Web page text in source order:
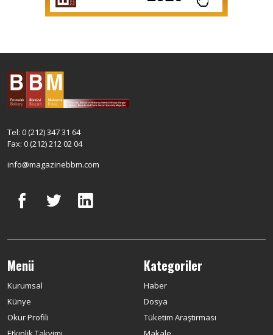
Tel: 0 (212) 347 31 64
Fax: 0 (212) 212 02 04
info@magazinebbm.com
Menü
Kurumsal
Künye
Okur Profili
Kategoriler
Haber
Dosya
Tüketim Araştırması